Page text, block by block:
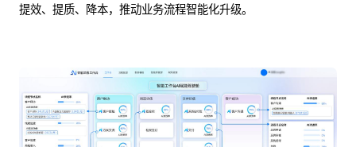
提效、提质、降本，推动业务流程智能化升级。